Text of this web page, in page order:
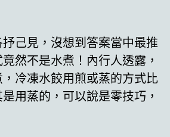
己見，沒想到答案當中最推
然不是水煮！內行人透露，
冷凍水餃用煎或蒸的方式比
用蒸的，可以說是零技巧，